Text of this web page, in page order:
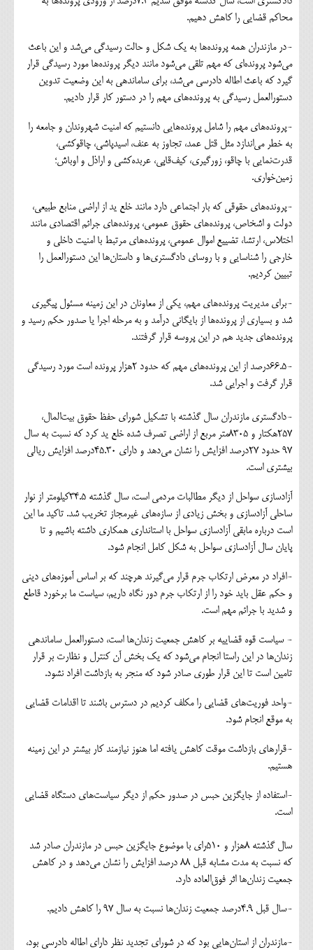
محاکم قضایی را کاهش دهیم‌.
-در مازندران همه پرونده‌ها به یک شکل و حالت رسیدگی می‌شد و این باعث
می‌شود پرونده‌ای که مهم تلقی می‌شود مانند دیگر پرونده‌ها مورد رسیدگی قرار
گیرد که باعث اطاله دادرسی می‌شد، برای ساماندهی به این وضعیت تدوین
دستورالعمل رسیدگی به پرونده‌های مهم را در دستور کار قرار دادیم.
-پرونده‌های مهم را شامل پرونده‌هایی دانستیم که امنیت شهروندان و جامعه را
به خطر می‌اندازد مثل قتل عمد، تجاوز به عنف، اسیدپاشی، چاقو‌کشی،
قدرت‌نمایی با چاقو، زورگیری، کیف‌قاپی، عربده‌کشی و اراذل و اوباش؛
زمین‌خواری.
-پرونده‌های حقوقی که بار اجتماعی دارد مانند خلع ید از اراضی منابع طبیعی،
دولت و اشخاص، پرونده‌های حقوق عمومی، پرونده‌های جرائم اقتصادی مانند
اختلاس، ارتشا، تضییع اموال عمومی، پرونده‌های مرتبط با امنیت داخلی و
خارجی را شناسایی و با روسای دادگستری‌ها و داستان‌ها این دستورالعمل را
تبیین کردیم.
-برای مدیریت پرونده‌های مهم، یکی از معاونان در این زمینه مسئول پیگیری
شد و بسیاری از پرونده‌ها از بایگانی درآمد و به مرحله اجرا یا صدور حکم رسید و
پرونده‌های جدید هم در این پروسه قرار گرفتند.
-۶۶.۵درصد از این پرونده‌های مهم که حدود ۲هزار پرونده است مورد رسیدگی
قرار گرفت و اجرایی شد.
-دادگستری مازندران سال گذشته با تشکیل شورای حفظ حقوق بیت‌المال،
۲۵۷هکتار و ۸۳۰۵متر مربع از اراضی تصرف شده خلع ید کرد که نسبت به سال
۹۷ حدود ۲۷درصد افزایش را نشان می‌دهد و دارای ۴۵.۳۰درصد افزایش ریالی
بیشتری است.
آزادسازی سواحل از دیگر مطالبات مردمی است، سال گذشته ۳۴.۵کیلومتر از نوار
ساحلی آزادسازی و بخش زیادی از سازه‌های غیرمجاز تخریب شد. تاکید ما این
است درباره مابقی آزادسازی سواحل با استانداری همکاری داشته باشیم و تا
پایان سال آزادسازی سواحل به شکل کامل انجام شود.
-افراد در معرض ارتکاب جرم قرار می‌گیرند هرچند که بر اساس آموزه‌های دینی
و حکم عقل باید خود را از ارتکاب جرم دور نگاه داریم، سیاست ما برخورد قاطع
و شدید با جرائم مهم است.
- سیاست قوه قضاییه بر کاهش جمعیت زندان‌ها است، دستورالعمل ساماندهی
زندان‌ها در این راستا انجام می‌شود که یک بخش آن کنترل و نظارت بر قرار
تامین است تا این قرار طوری صادر شود که منجر به بازداشت افراد نشود.
-واحد فوریت‌های قضایی را مکلف کردیم در دسترس باشند تا اقدامات قضایی
به موقع انجام شود.
-قرارهای بازداشت موقت کاهش یافته اما هنوز نیازمند کار بیشتر در این زمینه
هستیم.
-استفاده از جایگزین حبس در صدور حکم از دیگر سیاست‌های دستگاه قضایی
است.
سال گذشته ۸هزار و ۵۱۰رای با موضوع جایگزین حبس در مازندران صادر شد
که نسبت به مدت مشابه قبل ۸۸ درصد افزایش را نشان می‌دهد و در کاهش
جمعیت زندان‌ها اثر فوق‌العاده دارد.
-سال قبل ۴.۹درصد جمعیت زندان‌ها نسبت به سال ۹۷ را کاهش دادیم.
-مازندران از استان‌هایی بود که در شورای تجدید نظر دارای اطاله دادرسی بود،